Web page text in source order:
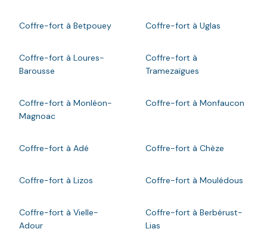
Coffre-fort à Betpouey Coffre-fort à Uglas
Coffre-fort à Loures-
Barousse
Coffre-fort à
Tramezaïgues
Coffre-fort à Monléon-
Magnoac
Coffre-fort à Monfaucon
Coffre-fort à Adé Coffre-fort à Chèze
Coffre-fort à Lizos Coffre-fort à Moulédous
Coffre-fort à Vielle-
Adour
Coffre-fort à Berbérust-
Lias